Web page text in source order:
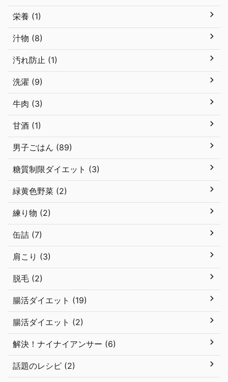
栄養 (1)
汁物 (8)
汚れ防止 (1)
洗濯 (9)
牛肉 (3)
甘酒 (1)
男子ごはん (89)
糖質制限ダイエット (3)
緑黄色野菜 (2)
練り物 (2)
缶詰 (7)
肩こり (3)
脱毛 (2)
腸活ダイエット (19)
腸活ダイエット (2)
解決！ナイナイアンサー (6)
話題のレシピ (2)